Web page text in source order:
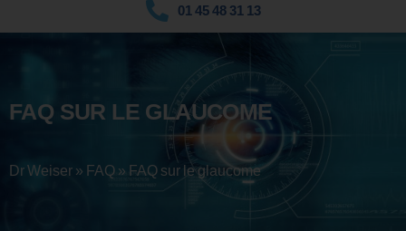
01 45 48 31 13
CONTACT
FAQ SUR LE GLAUCOME
Dr Weiser » FAQ » FAQ sur le glaucome